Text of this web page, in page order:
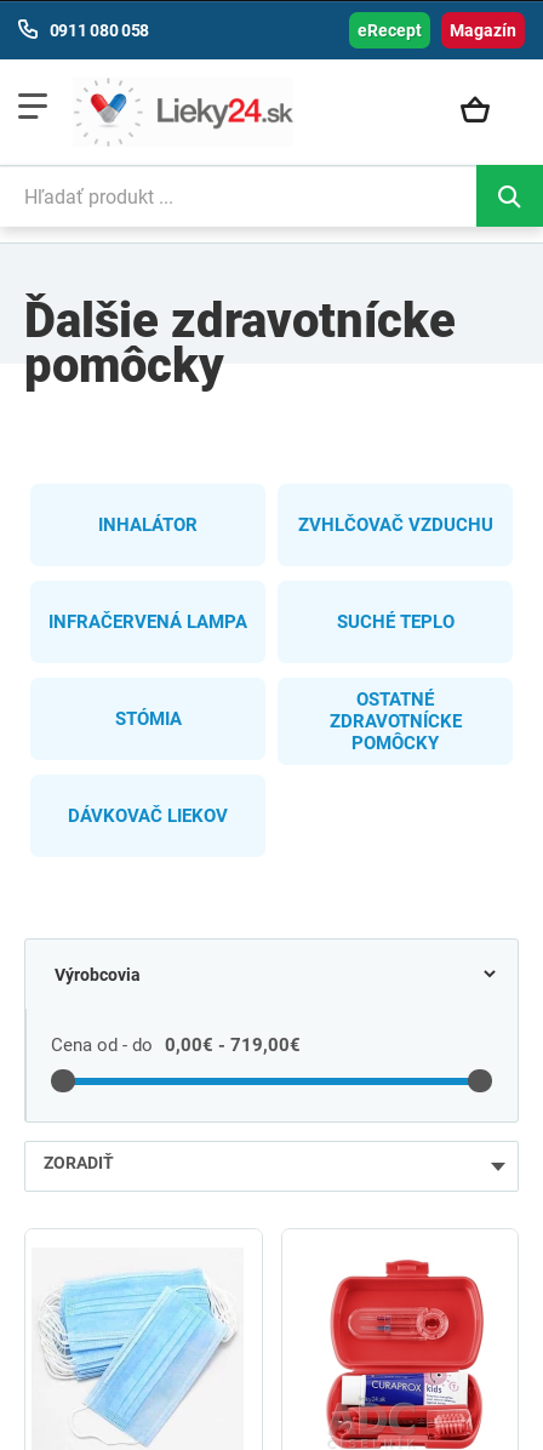
Magazín
0911 080 058 eRecept
Ďalšie zdravotnícke
pomôcky
INHALÁTOR ZVHLČOVAČ VZDUCHU
INFRAČERVENÁ LAMPA SUCHÉ TEPLO
STÓMIA
OSTATNÉ
ZDRAVOTNÍCKE
POMÔCKY
DÁVKOVAČ LIEKOV
Cena od - do 0,00€ - 719,00€
ZORADIŤ
najpredávanejšie
podľa názvu od A